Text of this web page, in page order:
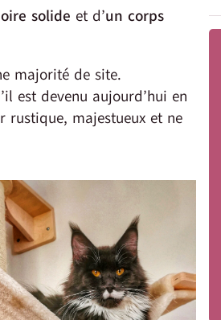
solide et d’un corps
majorité de site.
est devenu aujourd’hui en
majestueux et ne